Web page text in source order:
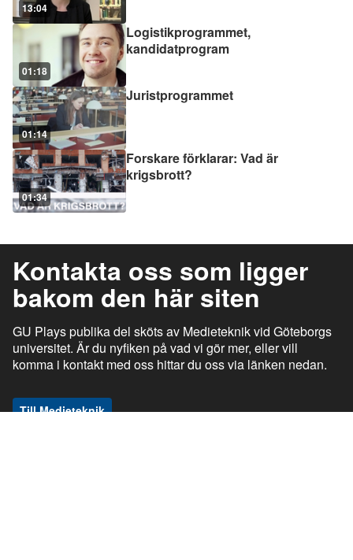
13:04
01:18
Logistikprogrammet,
kandidatprogram
01:14
Juristprogrammet
01:34
Forskare förklarar: Vad är
krigsbrott?
Kontakta oss som ligger
bakom den här siten
GU Plays publika del sköts av Medieteknik vid Göteborgs
universitet. Är du nyfiken på vad vi gör mer, eller vill
komma i kontakt med oss hittar du oss via länken nedan.
Till Medieteknik